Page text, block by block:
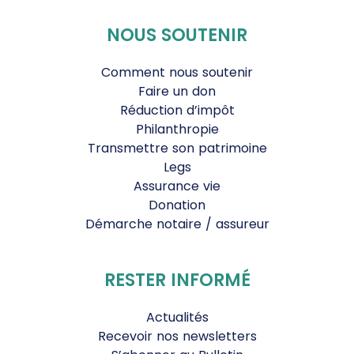
NOUS SOUTENIR
Comment nous soutenir
Faire un don
Réduction d’impôt
Philanthropie
Transmettre son patrimoine
Legs
Assurance vie
Donation
Démarche notaire / assureur
RESTER INFORMÉ
Actualités
Recevoir nos newsletters